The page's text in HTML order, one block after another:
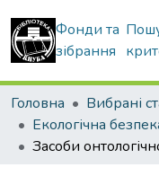
Фонди та
зібрання
Головна